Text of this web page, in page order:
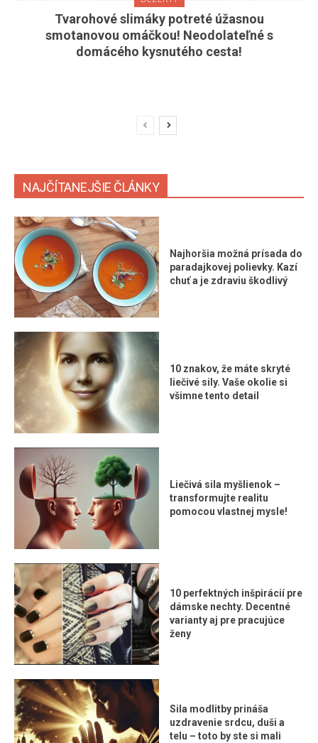
Tvarohové slimáky potreté úžasnou
smotanovou omáčkou! Neodolateľné s
domácého kysnutého cesta!
NAJČÍTANEJŠIE ČLÁNKY
Najhoršia možná prísada do
paradajkovej polievky. Kazí
chuť a je zdraviu škodlivý
10 znakov, že máte skryté
liečivé sily. Vaše okolie si
všimne tento detail
Liečivá sila myšlienok –
transformujte realitu
pomocou vlastnej mysle!
10 perfektných inšpirácií pre
dámske nechty. Decentné
varianty aj pre pracujúce
ženy
Sila modlitby prináša
uzdravenie srdcu, duši a
telu – toto by ste si mali